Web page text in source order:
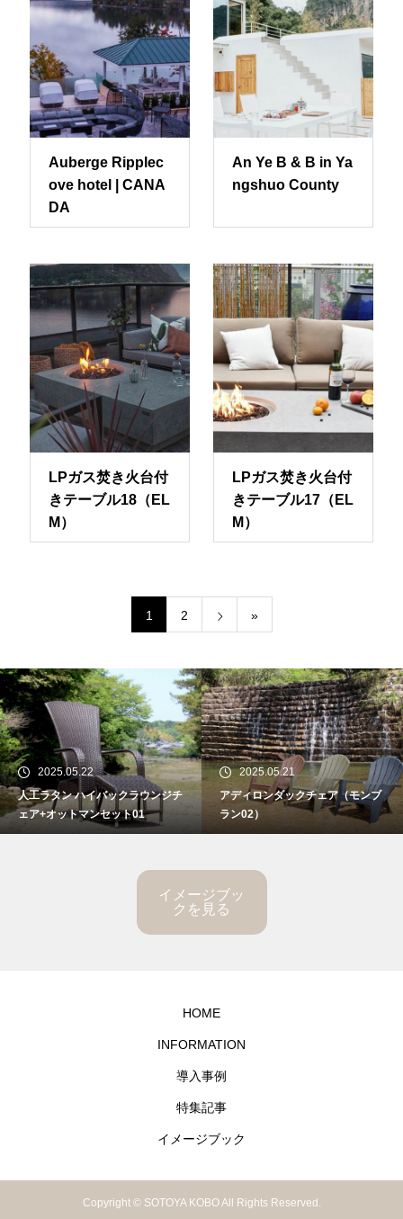
Auberge Ripplec
ove hotel | CANA
DA
An Ye B & B in Ya
ngshuo County
LPガス焚き火台付
きテーブル18（EL
M）
LPガス焚き火台付
きテーブル17（EL
M）
1 2 »
2025.05.22
人工ラタン ハイバックラウンジチ
ェア+オットマンセット01
2025.05.21
アディロンダックチェア（モンブ
ラン02）
イメージブッ
クを見る
HOME
INFORMATION
導入事例
特集記事
イメージブック
Copyright © SOTOYA KOBO All Rights Reserved.